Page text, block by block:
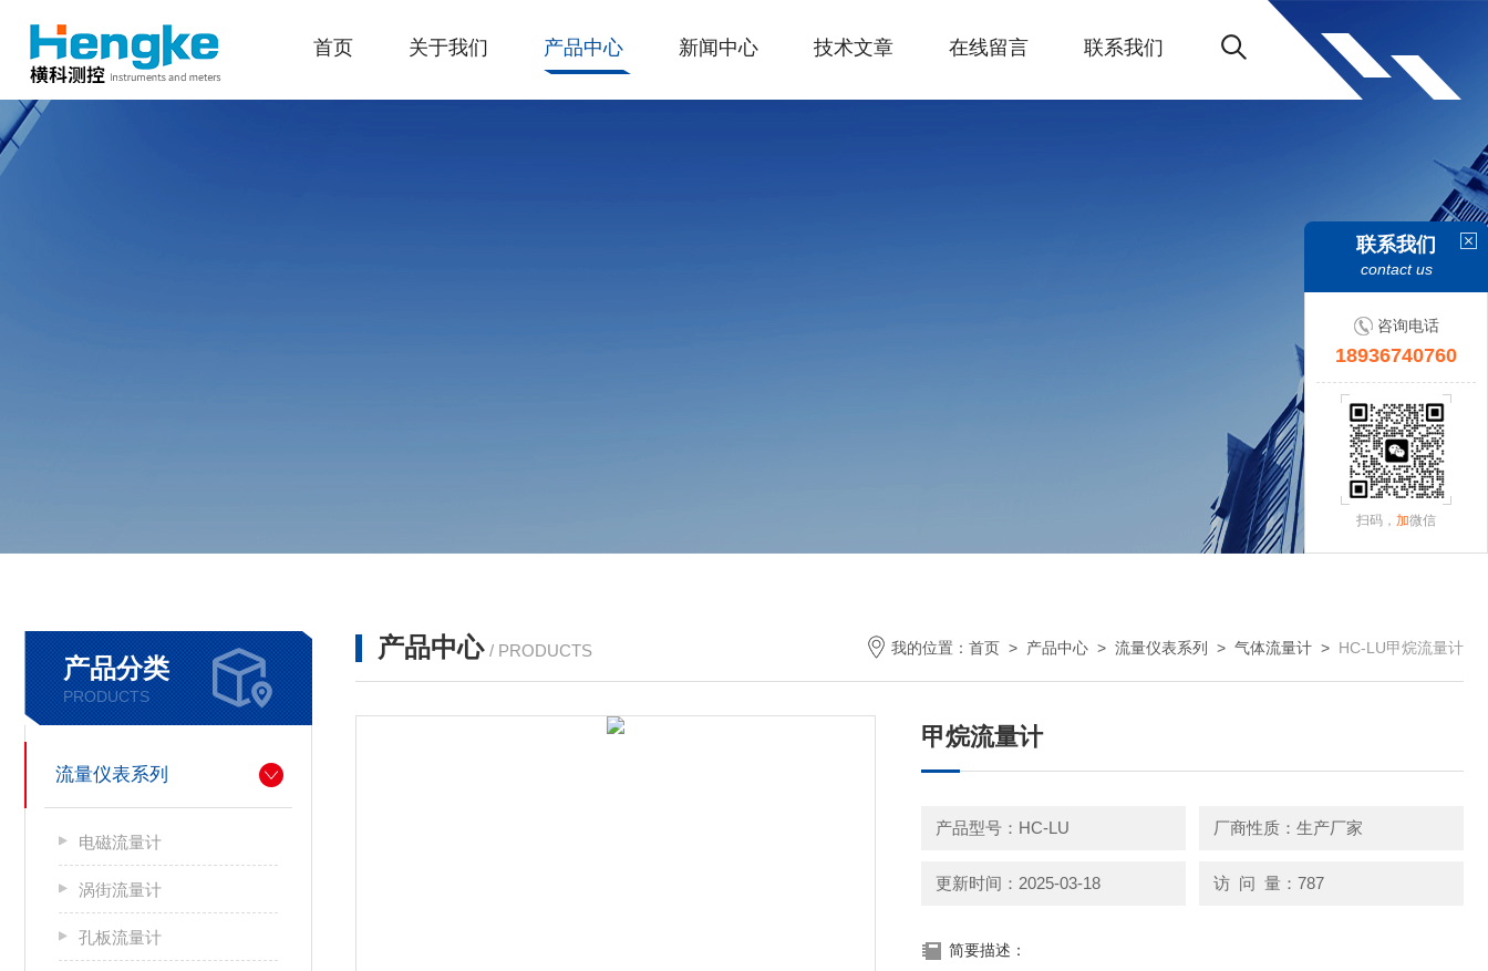
首页 关于我们 产品中心 新闻中心 技术文章 在线留言 联系我们
产品分类
PRODUCTS
流量仪表系列
电磁流量计
涡街流量计
孔板流量计
产品中心 / PRODUCTS 我的位置： 首页 > 产品中心 > 流量仪表系列 > 气体流量计 > HC-LU甲烷流量计
甲烷流量计
产品型号：HC-LU 厂商性质：生产厂家
更新时间：2025-03-18 访 问 量：787
简要描述：
联系我们
contact us
咨询电话
18936740760
扫码， 加微信